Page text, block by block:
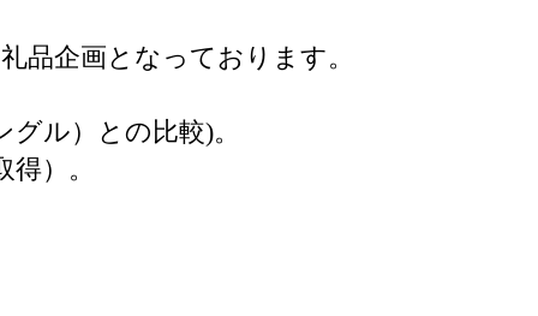
品企画となっております。
ル）との比較)。
）。